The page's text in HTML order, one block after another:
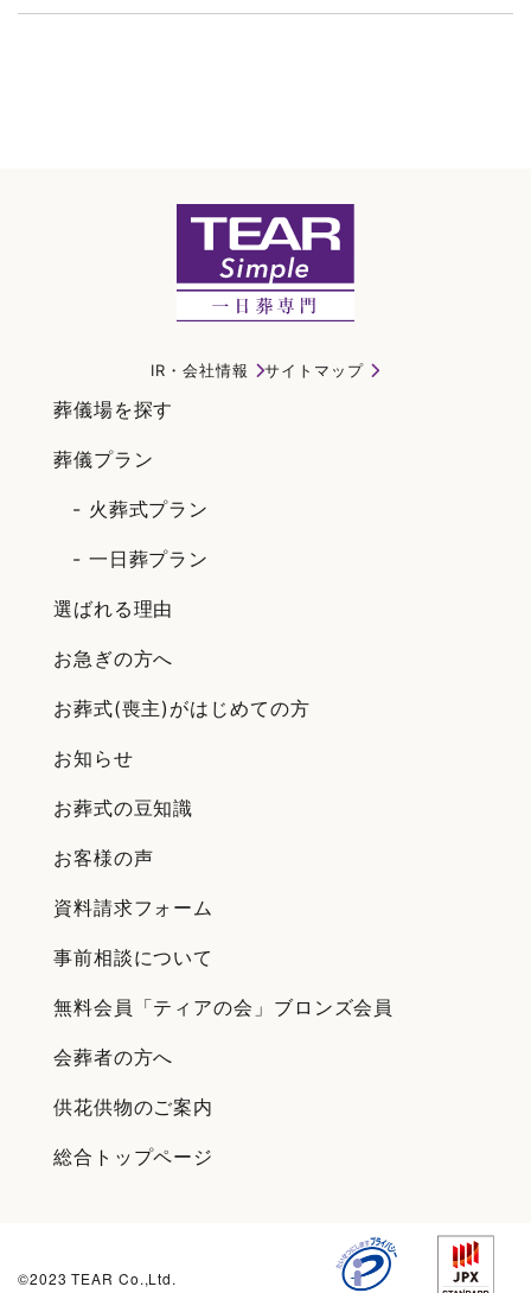
IR・会社情報 サイトマップ
葬儀場を探す
葬儀プラン
- 火葬式プラン
- 一日葬プラン
選ばれる理由
お急ぎの方へ
お葬式(喪主)がはじめての方
お知らせ
お葬式の豆知識
お客様の声
資料請求フォーム
事前相談について
無料会員「ティアの会」ブロンズ会員
会葬者の方へ
供花供物のご案内
総合トップページ
©2023 TEAR Co.,Ltd.